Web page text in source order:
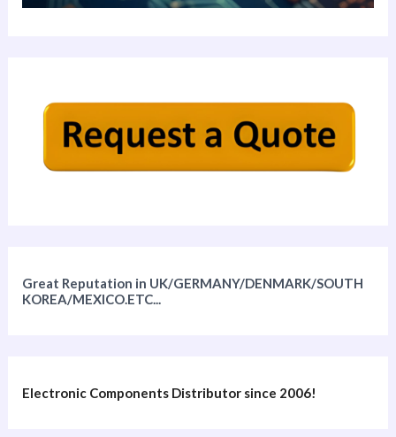
Great Reputation in UK/GERMANY/DENMARK/SOUTH
KOREA/MEXICO.ETC...
Electronic Components Distributor since 2006!